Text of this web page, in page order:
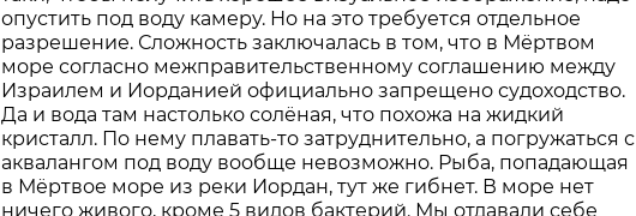
опустить под воду камеру. Но на это требуется отдельное
разрешение. Сложность заключалась в том, что в Мёртвом
море согласно межправительственному соглашению между
Израилем и Иорданией официально запрещено судоходство.
Да и вода там настолько солёная, что похожа на жидкий
кристалл. По нему плавать-то затруднительно, а погружаться с
аквалангом под воду вообще невозможно. Рыба, попадающая
в Мёртвое море из реки Иордан, тут же гибнет. В море нет
ничего живого, кроме 5 видов бактерий. Мы отдавали себе